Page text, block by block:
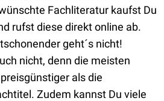
Fachliteratur kaufst Du
rufst diese direkt online ab.
geht´s nicht!
nicht, denn die meisten
als die
Zudem kannst Du viele